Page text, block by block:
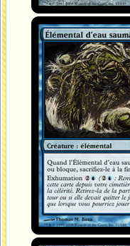
Élémental d'eau saumâtre